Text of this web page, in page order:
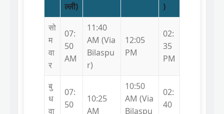
ल्ली)
)
सो
म
वा
र
07:
50
AM
11:40
AM (Via
Bilaspu
r)
12:05
PM
02:
35
PM
बु
ध
वा
07:
50
10:25
AM
10:50
AM (Via
Bilaspu
02:
40